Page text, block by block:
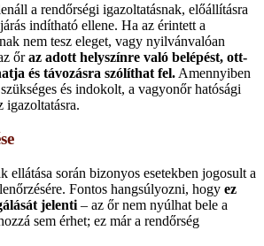
a rendőrségi igazoltatásnak, előállításra
indítható ellene. Ha az érintett a
nem tesz eleget, vagy nyilvánvalóan
őraz adott helyszínre való belépést, ott-
és távozásra szólíthat fel. Amennyiben
és indokolt, a vagyonőr hatósági
igazoltatásra.
ellátása során bizonyos esetekben jogosult a
Fontos hangsúlyozni, hogy ez
jelenti – az őr nem nyúlhat bele a
sem érhet; ez már a rendőrség